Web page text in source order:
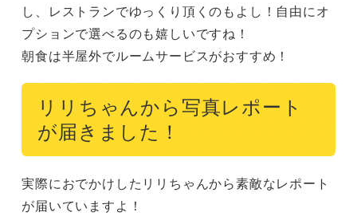
し、レストランでゆっくり頂くのもよし！自由にオ
プションで選べるのも嬉しいですね！
朝食は半屋外でルームサービスがおすすめ！
リリちゃんから写真レポート
が届きました！
実際におでかけしたリリちゃんから素敵なレポート
が届いていますよ！